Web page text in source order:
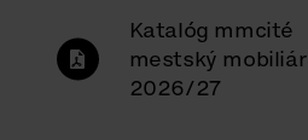
Katalóg mmcité
mestský mobiliár
2026/27